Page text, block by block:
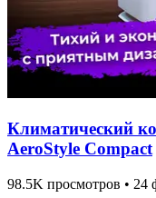
Климатический
AeroStyle Compact
98.5K просмотров • 24